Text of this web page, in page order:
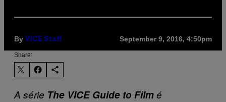
By VICE Staff September 9, 2016, 4:50pm
Share:
A série The VICE Guide to Filmé